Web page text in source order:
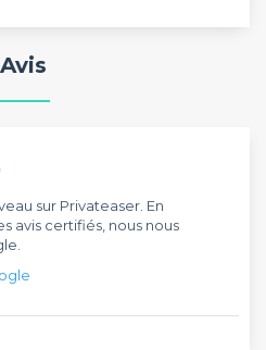
Avis
sur Privateaser. En
avis certifiés, nous nous